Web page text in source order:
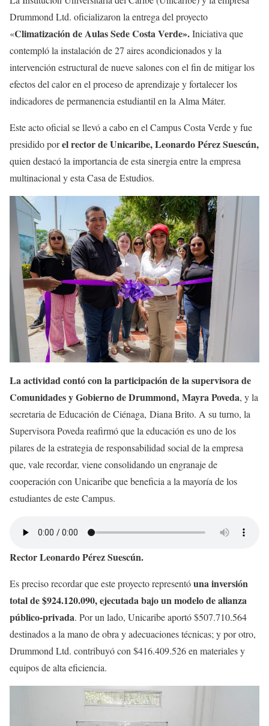
Drummond Ltd. oficializaron la entrega del proyecto
«Climatización de Aulas Sede Costa Verde».Iniciativa que
contempló la instalación de 27 aires acondicionados y la
intervención estructural de nueve salones con el fin de mitigar los
efectos del calor en el proceso de aprendizaje y fortalecer los
indicadores de permanencia estudiantil en la Alma Máter.
Este acto oficial se llevó a cabo en el Campus Costa Verde y fue
presidido porel rector de Unicaribe, Leonardo Pérez Suescún,
quien destacó la importancia de esta sinergia entre la empresa
multinacional y esta Casa de Estudios.
La actividad contó con la participación de la supervisora de
Comunidades y Gobierno de Drummond, Mayra Poveda, y la
secretaria de Educación de Ciénaga, Diana Brito. A su turno, la
Supervisora Poveda reafirmó que la educación es uno de los
pilares de la estrategia de responsabilidad social de la empresa
que, vale recordar, viene consolidando un engranaje de
cooperación con Unicaribe que beneficia a la mayoría de los
estudiantes de este Campus.
Rector Leonardo Pérez Suescún.
Es preciso recordar que este proyecto representóuna inversión
total de $924.120.090, ejecutada bajo un modelo de alianza
público-privada. Por un lado, Unicaribe aportó $507.710.564
destinados a la mano de obra y adecuaciones técnicas; y por otro,
Drummond Ltd. contribuyó con $416.409.526 en materiales y
equipos de alta eficiencia.